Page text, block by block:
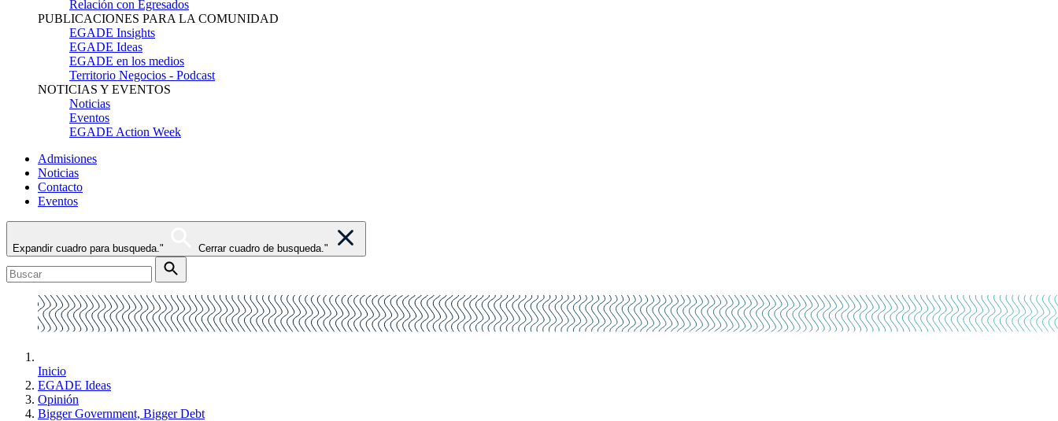
Relación con Egresados
PUBLICACIONES PARA LA COMUNIDAD
EGADE Insights
EGADE Ideas
EGADE en los medios
Territorio Negocios - Podcast
NOTICIAS Y EVENTOS
Noticias
Eventos
EGADE Action Week
Admisiones
Noticias
Contacto
Eventos
Expandir cuadro para busqueda." Cerrar cuadro de busqueda."
Inicio
EGADE Ideas
Opinión
Bigger Government, Bigger Debt